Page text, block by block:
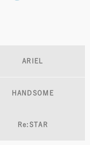
ARIEL
HANDSOME
Re:STAR